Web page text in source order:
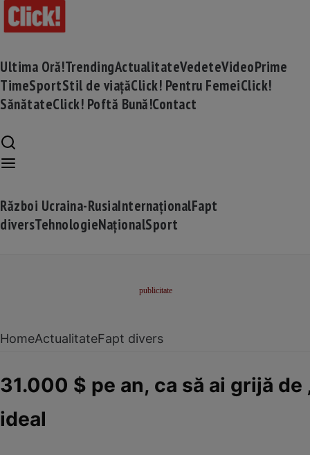
Ultima Oră!TrendingActualitateVedeteVideoPrime
TimeSportStil de viațăClick! Pentru FemeiClick!
SănătateClick! Poftă Bună!Contact
Război Ucraina-RusiaInternaționalFapt
diversTehnologieNaționalSport
HomeActualitateFapt divers
31.000 $ pe an, ca să ai grijă
ideal